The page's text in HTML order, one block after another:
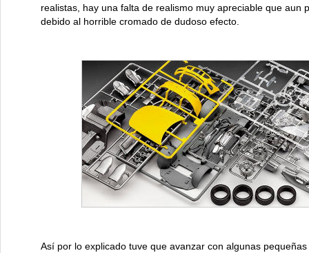
realistas, hay una falta de realismo muy apreciable que aun
debido al horrible cromado de dudoso efecto.
Así por lo explicado tuve que avanzar con algunas